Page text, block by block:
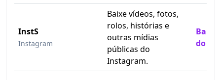
InstS
Instagram
Baixe vídeos, fotos,
rolos, histórias e
outras mídias
públicas do
Instagram.
Baixe
do